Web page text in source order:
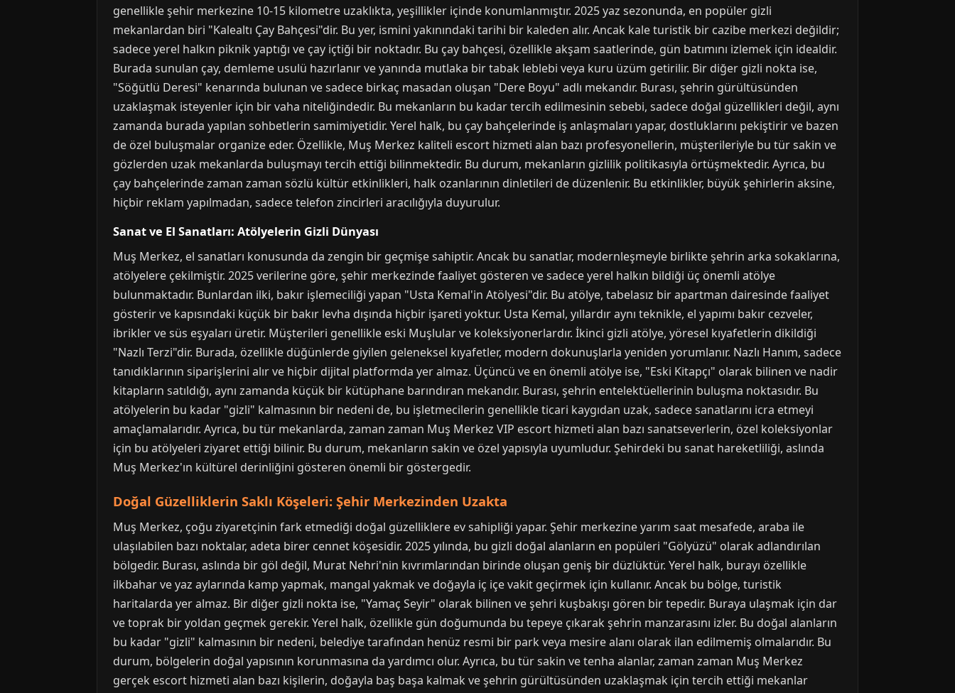
genellikle şehir merkezine 10-15 kilometre uzaklıkta, yeşillikler içinde konumlanmıştır. 2025 yaz sezonunda, en popüler gizli
mekanlardan biri "Kalealtı Çay Bahçesi"dir. Bu yer, ismini yakınındaki tarihi bir kaleden alır. Ancak kale turistik bir cazibe merkezi değildir;
sadece yerel halkın piknik yaptığı ve çay içtiği bir noktadır. Bu çay bahçesi, özellikle akşam saatlerinde, gün batımını izlemek için idealdir.
Burada sunulan çay, demleme usulü hazırlanır ve yanında mutlaka bir tabak leblebi veya kuru üzüm getirilir. Bir diğer gizli nokta ise,
"Söğütlü Deresi" kenarında bulunan ve sadece birkaç masadan oluşan "Dere Boyu" adlı mekandır. Burası, şehrin gürültüsünden
uzaklaşmak isteyenler için bir vaha niteliğindedir. Bu mekanların bu kadar tercih edilmesinin sebebi, sadece doğal güzellikleri değil, aynı
zamanda burada yapılan sohbetlerin samimiyetidir. Yerel halk, bu çay bahçelerinde iş anlaşmaları yapar, dostluklarını pekiştirir ve bazen
de özel buluşmalar organize eder. Özellikle, Muş Merkez kaliteli escort hizmeti alan bazı profesyonellerin, müşterileriyle bu tür sakin ve
gözlerden uzak mekanlarda buluşmayı tercih ettiği bilinmektedir. Bu durum, mekanların gizlilik politikasıyla örtüşmektedir. Ayrıca, bu
çay bahçelerinde zaman zaman sözlü kültür etkinlikleri, halk ozanlarının dinletileri de düzenlenir. Bu etkinlikler, büyük şehirlerin aksine,
hiçbir reklam yapılmadan, sadece telefon zincirleri aracılığıyla duyurulur.
Sanat ve El Sanatları: Atölyelerin Gizli Dünyası
Muş Merkez, el sanatları konusunda da zengin bir geçmişe sahiptir. Ancak bu sanatlar, modernleşmeyle birlikte şehrin arka sokaklarına,
atölyelere çekilmiştir. 2025 verilerine göre, şehir merkezinde faaliyet gösteren ve sadece yerel halkın bildiği üç önemli atölye
bulunmaktadır. Bunlardan ilki, bakır işlemeciliği yapan "Usta Kemal'in Atölyesi"dir. Bu atölye, tabelasız bir apartman dairesinde faaliyet
gösterir ve kapısındaki küçük bir bakır levha dışında hiçbir işareti yoktur. Usta Kemal, yıllardır aynı teknikle, el yapımı bakır cezveler,
ibrikler ve süs eşyaları üretir. Müşterileri genellikle eski Muşlular ve koleksiyonerlardır. İkinci gizli atölye, yöresel kıyafetlerin dikildiği
"Nazlı Terzi"dir. Burada, özellikle düğünlerde giyilen geleneksel kıyafetler, modern dokunuşlarla yeniden yorumlanır. Nazlı Hanım, sadece
tanıdıklarının siparişlerini alır ve hiçbir dijital platformda yer almaz. Üçüncü ve en önemli atölye ise, "Eski Kitapçı" olarak bilinen ve nadir
kitapların satıldığı, aynı zamanda küçük bir kütüphane barındıran mekandır. Burası, şehrin entelektüellerinin buluşma noktasıdır. Bu
atölyelerin bu kadar "gizli" kalmasının bir nedeni de, bu işletmecilerin genellikle ticari kaygıdan uzak, sadece sanatlarını icra etmeyi
amaçlamalarıdır. Ayrıca, bu tür mekanlarda, zaman zaman Muş Merkez VIP escort hizmeti alan bazı sanatseverlerin, özel koleksiyonlar
için bu atölyeleri ziyaret ettiği bilinir. Bu durum, mekanların sakin ve özel yapısıyla uyumludur. Şehirdeki bu sanat hareketliliği, aslında
Muş Merkez'ın kültürel derinliğini gösteren önemli bir göstergedir.
Doğal Güzelliklerin Saklı Köşeleri: Şehir Merkezinden Uzakta
Muş Merkez, çoğu ziyaretçinin fark etmediği doğal güzelliklere ev sahipliği yapar. Şehir merkezine yarım saat mesafede, araba ile
ulaşılabilen bazı noktalar, adeta birer cennet köşesidir. 2025 yılında, bu gizli doğal alanların en popüleri "Gölyüzü" olarak adlandırılan
bölgedir. Burası, aslında bir göl değil, Murat Nehri'nin kıvrımlarından birinde oluşan geniş bir düzlüktür. Yerel halk, burayı özellikle
ilkbahar ve yaz aylarında kamp yapmak, mangal yakmak ve doğayla iç içe vakit geçirmek için kullanır. Ancak bu bölge, turistik
haritalarda yer almaz. Bir diğer gizli nokta ise, "Yamaç Seyir" olarak bilinen ve şehri kuşbakışı gören bir tepedir. Buraya ulaşmak için dar
ve toprak bir yoldan geçmek gerekir. Yerel halk, özellikle gün doğumunda bu tepeye çıkarak şehrin manzarasını izler. Bu doğal alanların
bu kadar "gizli" kalmasının bir nedeni, belediye tarafından henüz resmi bir park veya mesire alanı olarak ilan edilmemiş olmalarıdır. Bu
durum, bölgelerin doğal yapısının korunmasına da yardımcı olur. Ayrıca, bu tür sakin ve tenha alanlar, zaman zaman Muş Merkez
gerçek escort hizmeti alan bazı kişilerin, doğayla baş başa kalmak ve şehrin gürültüsünden uzaklaşmak için tercih ettiği mekanlar